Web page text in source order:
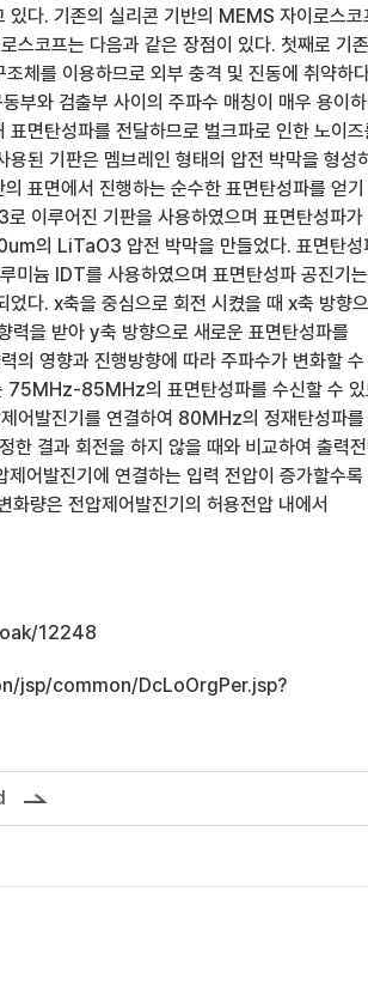
있다. 기존의 실리콘 기반의 MEMS 자이로스코
스코프는 다음과 같은 장점이 있다. 첫째로 기
체를 이용하므로 외부 충격 및 진동에 취약하
부와 검출부 사이의 주파수 매칭이 매우 용이
면탄성파를 전달하므로 벌크파로 인한 노이즈
된 기판은 멤브레인 형태의 압전 박막을 형성
표면에서 진행하는 순수한 표면탄성파를 얻기
루어진 기판을 사용하였으며 표면탄성파가
의 LiTaO3 압전 박막을 만들었다. 표면탄성
늄 IDT를 사용하였으며 표면탄성파 공진기는
다. x축을 중심으로 회전 시켰을 때 x축 방향
력을 받아 y축 방향으로 새로운 표면탄성파를
의 영향과 진행방향에 따라 주파수가 변화할 수
75MHz-85MHz의 표면탄성파를 수신할 수 있
어발진기를 연결하여 80MHz의 정재탄성파를
결과 회전을 하지 않을 때와 비교하여 출력전
어발진기에 연결하는 입력 전압이 증가할수록
화량은 전압제어발진기의 허용전압 내에서
12248
jsp/common/DcLoOrgPer.jsp?